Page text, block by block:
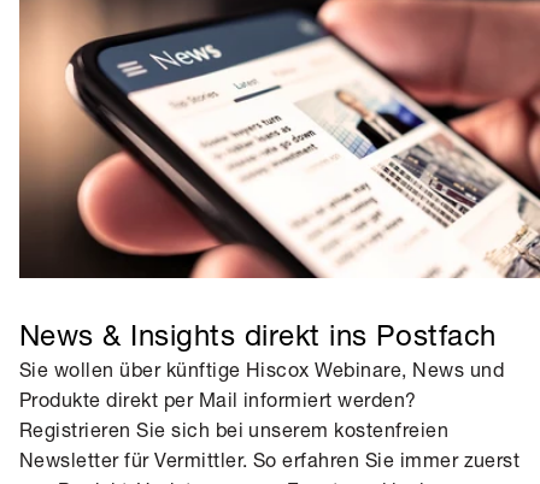
News & Insights direkt ins Postfach
Sie wollen über künftige Hiscox Webinare, News und
Produkte direkt per Mail informiert werden?
Registrieren Sie sich bei unserem kostenfreien
Newsletter für Vermittler. So erfahren Sie immer zuerst